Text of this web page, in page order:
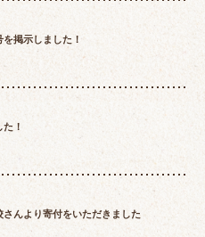
を掲示しました！
！
んより寄付をいただきました